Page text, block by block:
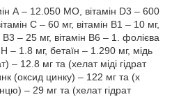
А – 12.050 МО, вітамін D3 – 600
С – 60 мг, вітамін В1 – 10 мг,
В3 – 25 мг, вітамін В6 – 1. фолієва
– 1.8 мг, бетаїн – 1.290 мг, мідь
– 12.8 мг та (хелат міді гідрат
(оксид цинку) – 122 мг та (х
– 29 мг та (хелат гідрат